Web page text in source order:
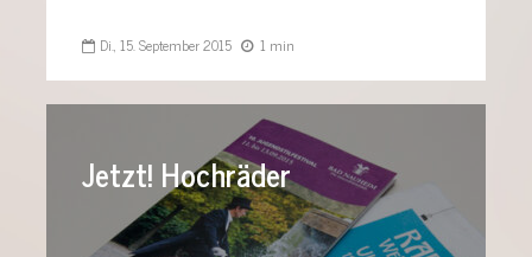
Di., 15. September 2015 1 min
Jetzt! Hochräder